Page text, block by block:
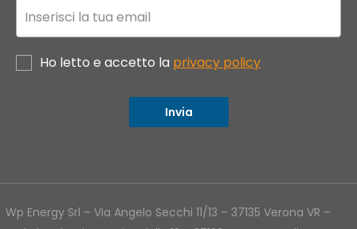
Ho letto e accetto la privacy policy
Invia
Wp Energy Srl – Via Angelo Secchi 11/13 – 37135 Verona VR –